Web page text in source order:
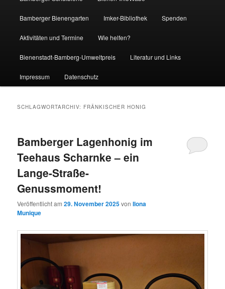
Bamberger Bienengarten Imker-Bibliothek Spenden
Aktivitäten und Termine Wie helfen?
Bienenstadt-Bamberg-Umweltpreis Literatur und Links
Impressum Datenschutz
SCHLAGWORTARCHIV: FRÄNKISCHER HONIG
Bamberger Lagenhonig im
Teehaus Scharnke – ein
Lange-Straße-
Genussmoment!
Veröffentlicht am29. November 2025vonIlona
Munique